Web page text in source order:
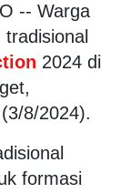
-- Warga
2024 di
8/2024).
formasi